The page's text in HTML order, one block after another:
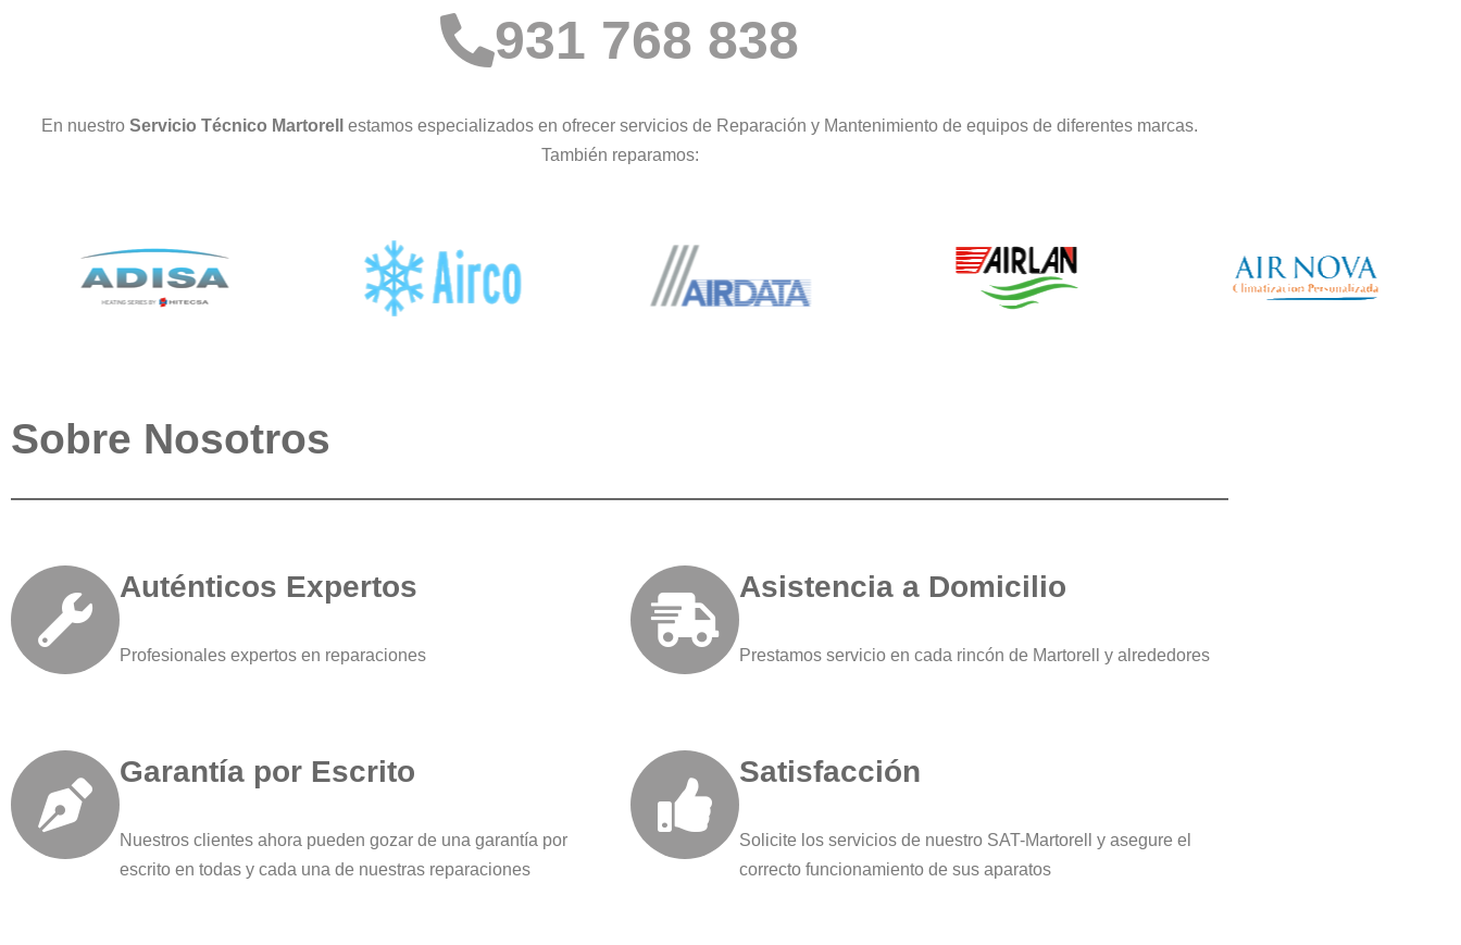
931 768 838
En nuestro Servicio Técnico Martorell estamos especializados en ofrecer servicios de Reparación y Mantenimiento de equipos de diferentes marcas.
También reparamos:
Sobre Nosotros
Auténticos Expertos
Profesionales expertos en reparaciones
Asistencia a Domicilio
Prestamos servicio en cada rincón de Martorell y alrededores
Garantía por Escrito
Nuestros clientes ahora pueden gozar de una garantía por
escrito en todas y cada una de nuestras reparaciones
Satisfacción
Solicite los servicios de nuestro SAT-Martorell y asegure el
correcto funcionamiento de sus aparatos